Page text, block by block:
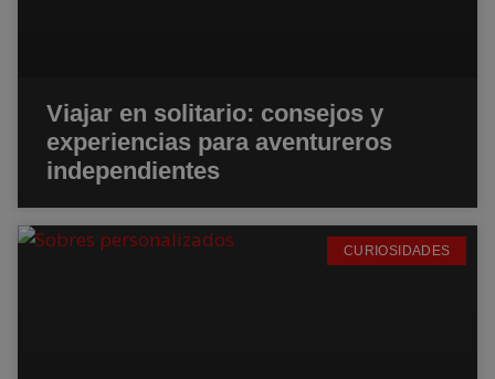
Viajar en solitario: consejos y
experiencias para aventureros
independientes
CURIOSIDADES